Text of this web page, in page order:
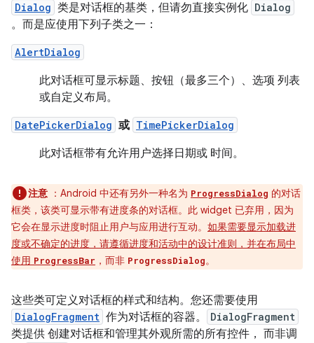
Dialog 类是对话框的基类，但请勿直接实例化 Dialog
。而是应使用下列子类之一：
AlertDialog
此对话框可显示标题、按钮（最多三个）、选项 列表
或自定义布局。
DatePickerDialog 或 TimePickerDialog
此对话框带有允许用户选择日期或 时间。
注意 ：Android 中还有另外一种名为 ProgressDialog 的对话
框类，该类可显示带有进度条的对话框。此 widget 已弃用，因为
它会在显示进度时阻止用户与应用进行互动。 如果需要显示加载进
度或不确定的进度，请遵循进度和活动中的设计准则，并在布局中
使用 ProgressBar ，而非 ProgressDialog。
这些类可定义对话框的样式和结构。您还需要使用
DialogFragment 作为对话框的容器。 DialogFragment
类提供 创建对话框和管理其外观所需的所有控件， 而非调